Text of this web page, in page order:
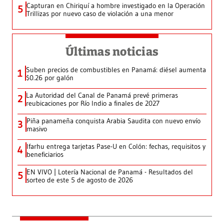
5 Capturan en Chiriquí a hombre investigado en la Operación
Trillizas por nuevo caso de violación a una menor
Últimas noticias
1 Suben precios de combustibles en Panamá: diésel aumenta
$0.26 por galón
2 La Autoridad del Canal de Panamá prevé primeras
reubicaciones por Río Indio a finales de 2027
3 Piña panameña conquista Arabia Saudita con nuevo envío
masivo
4 Ifarhu entrega tarjetas Pase-U en Colón: fechas, requisitos y
beneficiarios
5 EN VIVO | Lotería Nacional de Panamá - Resultados del
sorteo de este 5 de agosto de 2026